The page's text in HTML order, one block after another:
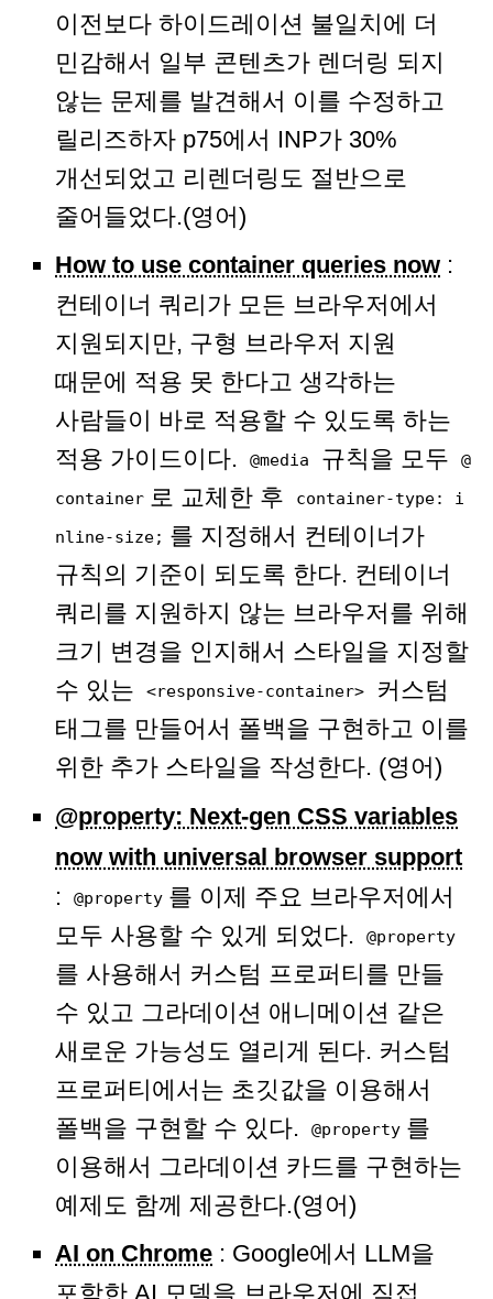
이전보다 하이드레이션 불일치에 더
민감해서 일부 콘텐츠가 렌더링 되지
않는 문제를 발견해서 이를 수정하고
릴리즈하자 p75에서 INP가 30%
개선되었고 리렌더링도 절반으로
줄어들었다.(영어)
How to use container queries now :
컨테이너 쿼리가 모든 브라우저에서
지원되지만, 구형 브라우저 지원
때문에 적용 못 한다고 생각하는
사람들이 바로 적용할 수 있도록 하는
적용 가이드이다.
@media 규칙을 모두
@
container 로 교체한 후
container-type: i
nline-size; 를 지정해서 컨테이너가
규칙의 기준이 되도록 한다. 컨테이너
쿼리를 지원하지 않는 브라우저를 위해
크기 변경을 인지해서 스타일을 지정할
수 있는
<responsive-container>
커스텀
태그를 만들어서 폴백을 구현하고 이를
위한 추가 스타일을 작성한다. (영어)
@property: Next-gen CSS variables
now with universal browser support
:
@property 를 이제 주요 브라우저에서
모두 사용할 수 있게 되었다.
@property
를 사용해서 커스텀 프로퍼티를 만들
수 있고 그라데이션 애니메이션 같은
새로운 가능성도 열리게 된다. 커스텀
프로퍼티에서는 초깃값을 이용해서
폴백을 구현할 수 있다.
@property 를
이용해서 그라데이션 카드를 구현하는
예제도 함께 제공한다.(영어)
AI on Chrome : Google에서 LLM을
포함한 AI 모델을 브라우저에 직접